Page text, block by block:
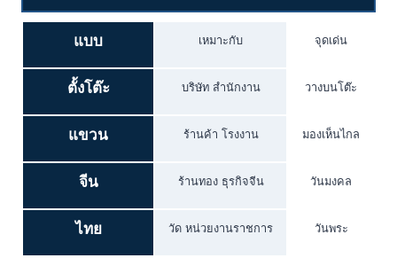
แบบ เหมาะกับ จุดเด่น
ตั้งโต๊ะ บริษัท สำนักงาน วางบนโต๊ะ
แขวน ร้านค้า โรงงาน มองเห็นไกล
จีน ร้านทอง ธุรกิจจีน วันมงคล
ไทย วัด หน่วยงานราชการ วันพระ